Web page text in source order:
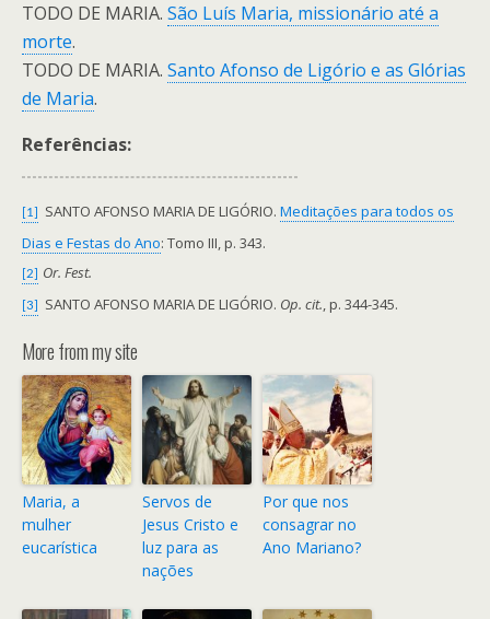
TODO DE MARIA. São Luís Maria, missionário até a
morte.
TODO DE MARIA. Santo Afonso de Ligório e as Glórias
de Maria.
Referências:
[1] SANTO AFONSO MARIA DE LIGÓRIO. Meditações para todos os
Dias e Festas do Ano: Tomo III, p. 343.
[2] Or. Fest.
[3] SANTO AFONSO MARIA DE LIGÓRIO. Op. cit., p. 344-345.
More from my site
Maria, a
mulher
eucarística
Servos de
Jesus Cristo e
luz para as
nações
Por que nos
consagrar no
Ano Mariano?